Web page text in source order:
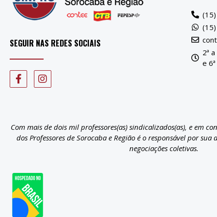
SEGUIR NAS REDES SOCIAIS
2ª
e
Com mais de dois mil professores(as) sindicalizados(as), e em
dos Professores de Sorocaba e Região é o responsável por
negociações coletivas.